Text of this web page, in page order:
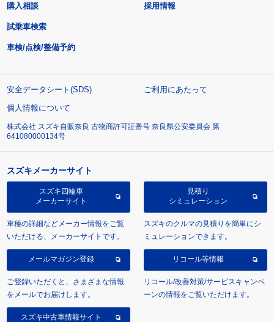
購入相談
試乗車検索
車検/点検/整備予約
採用情報
安全データシート(SDS)
ご利用にあたって
個人情報について
株式会社 スズキ自販奈良 古物商許可証番号 奈良県公安委員会 第
641080000134号
スズキメーカーサイト
スズキ四輪車
メーカーサイト
車種の詳細などメーカー情報をご覧
いただける、メーカーサイトです。
見積り
シミュレーション
スズキのクルマの見積りを簡単にシ
ミュレーションできます。
メールマガジン登録
ご登録いただくと、さまざまな情報
をメールでお届けします。
リコール等情報
リコール/改善対策/サービスキャンペ
ーンの情報をご覧いただけます。
スズキ中古車情報サイト